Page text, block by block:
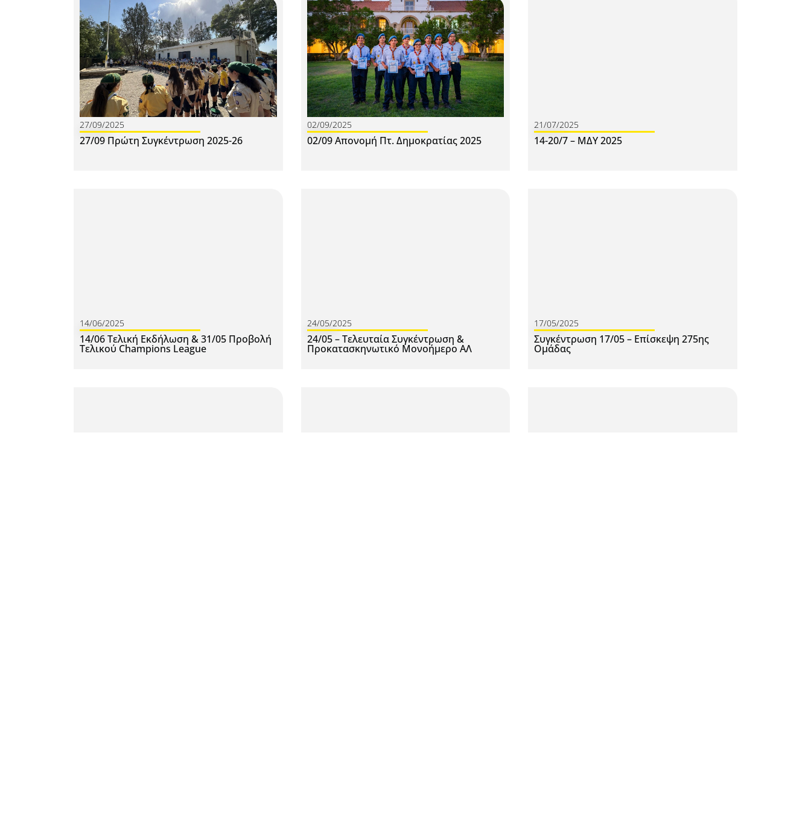
27/09/2025
27/09 Πρώτη Συγκέντρωση 2025-26
02/09/2025
02/09 Απονομή Πτ. Δημοκρατίας 2025
21/07/2025
14-20/7 – ΜΔΥ 2025
14/06/2025
14/06 Τελική Εκδήλωση & 31/05 Προβολή
Τελικού Champions League
24/05/2025
24/05 – Τελευταία Συγκέντρωση &
Προκατασκηνωτικό Μονοήμερο ΑΛ
17/05/2025
Συγκέντρωση 17/05 – Επίσκεψη 275ης
Ομάδας